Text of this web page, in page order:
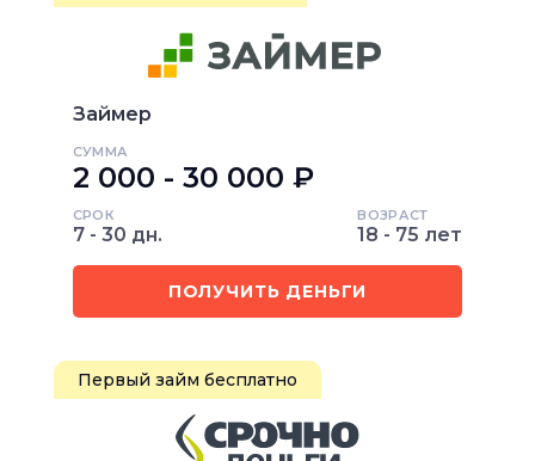
Займер
СУММА
2 000 - 30 000 ₽
СРОК
7 - 30 дн.
ВОЗРАСТ
18 - 75 лет
ПОЛУЧИТЬ ДЕНЬГИ
Первый займ бесплатно